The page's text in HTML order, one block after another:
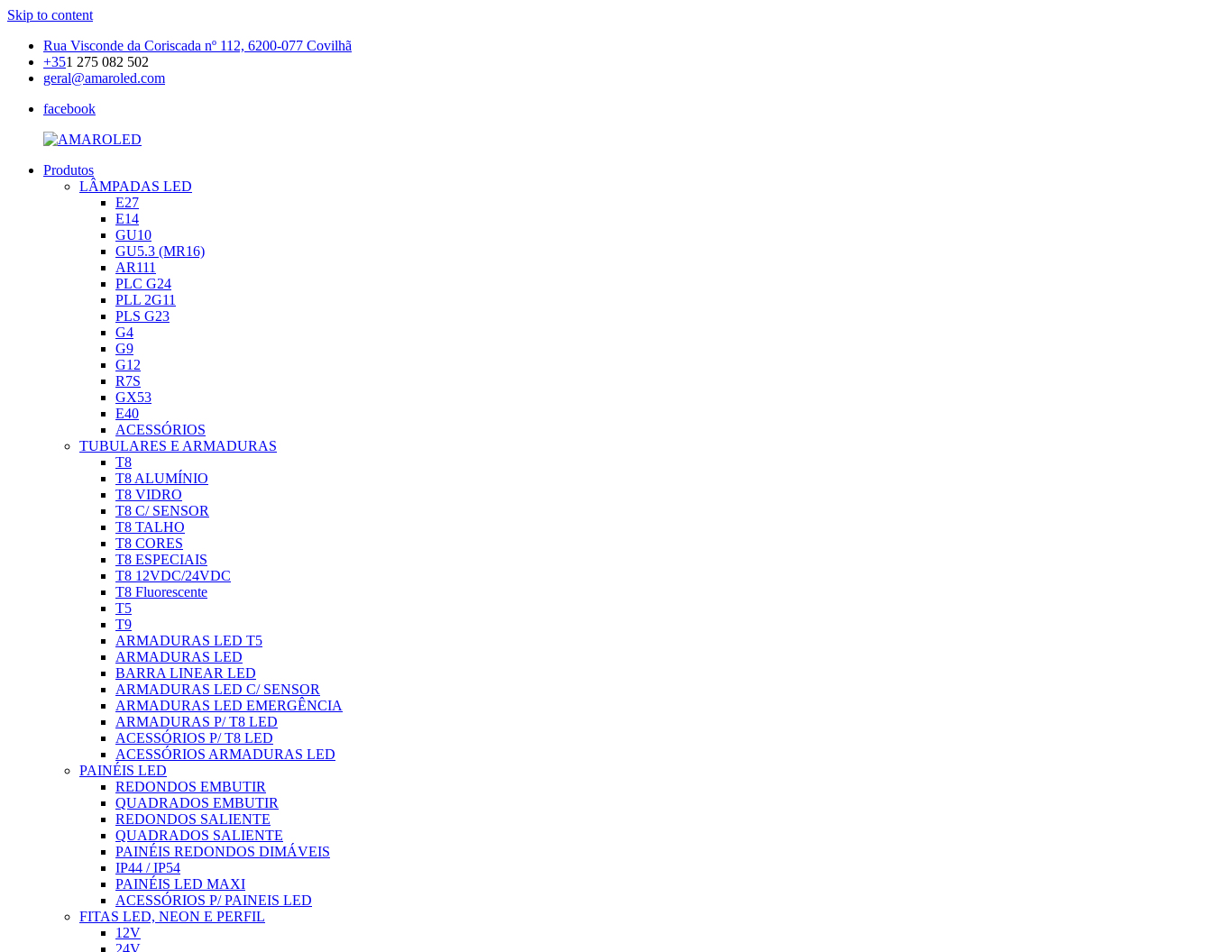
Skip to content
Rua Visconde da Coriscada nº 112, 6200-077 Covilhã
+351 275 082 502
geral@amaroled.com
facebook
AMAROLED
Iluminação
Produtos
LÂMPADAS LED
E27
E14
GU10
GU5.3 (MR16)
AR111
PLC G24
PLL 2G11
PLS G23
G4
G9
G12
R7S
GX53
E40
ACESSÓRIOS
TUBULARES E ARMADURAS
T8
T8 ALUMÍNIO
T8 VIDRO
T8 C/ SENSOR
T8 TALHO
T8 CORES
T8 ESPECIAIS
T8 12VDC/24VDC
T8 Fluorescente
T5
T9
ARMADURAS LED T5
ARMADURAS LED
BARRA LINEAR LED
ARMADURAS LED C/ SENSOR
ARMADURAS LED EMERGÊNCIA
ARMADURAS P/ T8 LED
ACESSÓRIOS P/ T8 LED
ACESSÓRIOS ARMADURAS LED
PAINÉIS LED
REDONDOS EMBUTIR
QUADRADOS EMBUTIR
REDONDOS SALIENTE
QUADRADOS SALIENTE
PAINÉIS REDONDOS DIMÁVEIS
IP44 / IP54
PAINÉIS LED MAXI
ACESSÓRIOS P/ PAINEIS LED
FITAS LED, NEON E PERFIL
12V
24V